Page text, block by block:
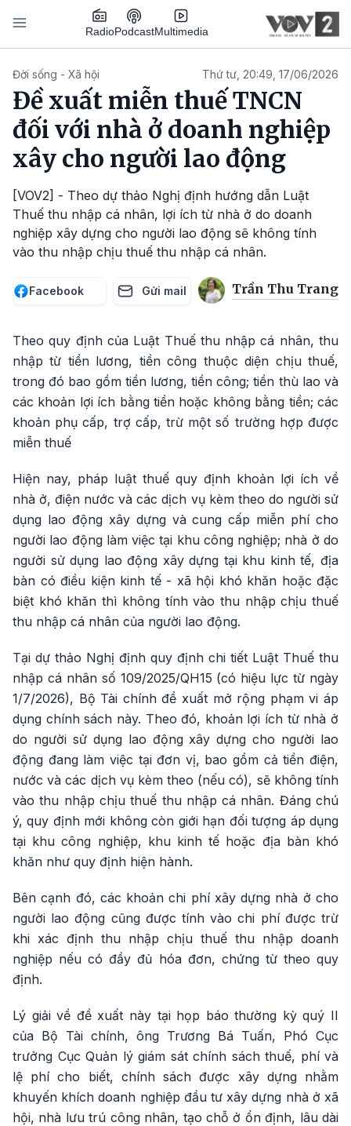
Nhảy đến nội dung
RadioPodcastMultimedia
Đời sống - Xã hội Thứ tư, 20:49, 17/06/2026
Đề xuất miễn thuế TNCN
đối với nhà ở doanh nghiệp
xây cho người lao động
[VOV2] - Theo dự thảo Nghị định hướng dẫn Luật
Thuế thu nhập cá nhân, lợi ích từ nhà ở do doanh
nghiệp xây dựng cho người lao động sẽ không tính
vào thu nhập chịu thuế thu nhập cá nhân.
Facebook Gửi mail Trần Thu Trang
Theo quy định của Luật Thuế thu nhập cá nhân, thu
nhập từ tiền lương, tiền công thuộc diện chịu thuế,
trong đó bao gồm tiền lương, tiền công; tiền thù lao và
các khoản lợi ích bằng tiền hoặc không bằng tiền; các
khoản phụ cấp, trợ cấp, trừ một số trường hợp được
miễn thuế
Hiện nay, pháp luật thuế quy định khoản lợi ích về
nhà ở, điện nước và các dịch vụ kèm theo do người sử
dụng lao động xây dựng và cung cấp miễn phí cho
người lao động làm việc tại khu công nghiệp; nhà ở do
người sử dụng lao động xây dựng tại khu kinh tế, địa
bàn có điều kiện kinh tế - xã hội khó khăn hoặc đặc
biệt khó khăn thì không tính vào thu nhập chịu thuế
thu nhập cá nhân của người lao động.
Tại dự thảo Nghị định quy định chi tiết Luật Thuế thu
nhập cá nhân số 109/2025/QH15 (có hiệu lực từ ngày
1/7/2026), Bộ Tài chính đề xuất mở rộng phạm vi áp
dụng chính sách này. Theo đó, khoản lợi ích từ nhà ở
do người sử dụng lao động xây dựng cho người lao
động đang làm việc tại đơn vị, bao gồm cả tiền điện,
nước và các dịch vụ kèm theo (nếu có), sẽ không tính
vào thu nhập chịu thuế thu nhập cá nhân. Đáng chú
ý, quy định mới không còn giới hạn đối tượng áp dụng
tại khu công nghiệp, khu kinh tế hoặc địa bàn khó
khăn như quy định hiện hành.
Bên cạnh đó, các khoản chi phí xây dựng nhà ở cho
người lao động cũng được tính vào chi phí được trừ
khi xác định thu nhập chịu thuế thu nhập doanh
nghiệp nếu có đầy đủ hóa đơn, chứng từ theo quy
định.
Lý giải về đề xuất này tại họp báo thường kỳ quý II
của Bộ Tài chính, ông Trương Bá Tuấn, Phó Cục
trưởng Cục Quản lý giám sát chính sách thuế, phí và
lệ phí cho biết, chính sách được xây dựng nhằm
khuyến khích doanh nghiệp đầu tư xây dựng nhà ở xã
hội, nhà lưu trú công nhân, tạo chỗ ở ổn định, lâu dài